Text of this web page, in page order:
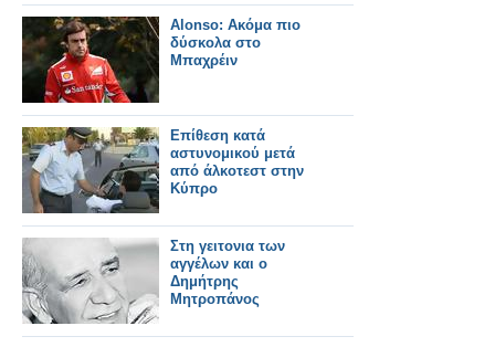
Alonso: Ακόμα πιο
δύσκολα στο
Μπαχρέιν
Επίθεση κατά
αστυνομικού μετά
από άλκοτεστ στην
Κύπρο
Στη γειτονια των
αγγέλων και ο
Δημήτρης
Μητροπάνος